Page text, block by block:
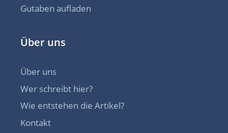
Gutaben aufladen
Über uns
Über uns
Wer schreibt hier?
Wie entstehen die Artikel?
Kontakt